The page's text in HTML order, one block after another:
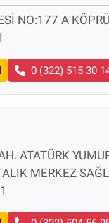
NO:177 A
0 (322) 515 30
ATATÜRK
MERKEZ